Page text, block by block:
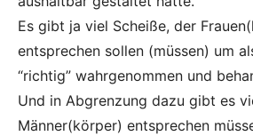
Es gibt ja viel Scheiße, der
entsprechen sollen (müssen) um
“richtig” wahrgenommen und
Und in Abgrenzung dazu gibt es
Männer(körper) entsprechen